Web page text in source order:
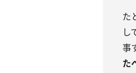
た
し
事
た